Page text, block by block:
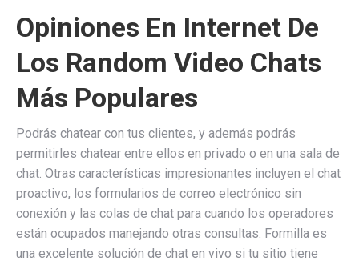
Opiniones En Internet De
Los Random Video Chats
Más Populares
Podrás chatear con tus clientes, y además podrás
permitirles chatear entre ellos en privado o en una sala de
chat. Otras características impresionantes incluyen el chat
proactivo, los formularios de correo electrónico sin
conexión y las colas de chat para cuando los operadores
están ocupados manejando otras consultas. Formilla es
una excelente solución de chat en vivo si tu sitio tiene